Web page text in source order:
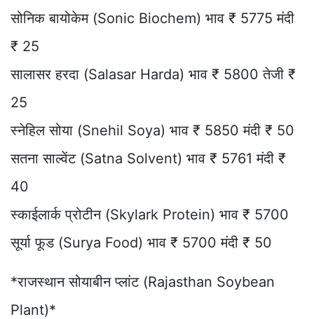
सोनिक बायोकेम (Sonic Biochem) भाव ₹ 5775 मंदी
₹ 25
सालासर हरदा (Salasar Harda) भाव ₹ 5800 तेजी ₹
25
स्नेहिल सोया (Snehil Soya) भाव ₹ 5850 मंदी ₹ 50
सतना साल्वेंट (Satna Solvent) भाव ₹ 5761 मंदी ₹
40
स्काईलार्क प्रोटीन (Skylark Protein) भाव ₹ 5700
सूर्या फूड (Surya Food) भाव ₹ 5700 मंदी ₹ 50
*राजस्थान सोयाबीन प्लांट (Rajasthan Soybean
Plant)*